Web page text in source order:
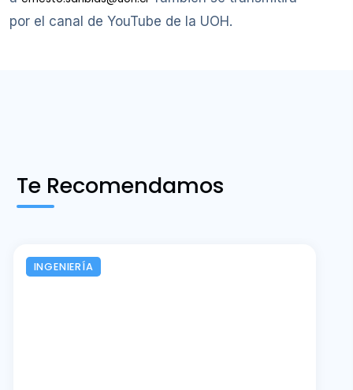
por el canal de YouTube de la UOH.
Te Recomendamos
INGENIERÍA